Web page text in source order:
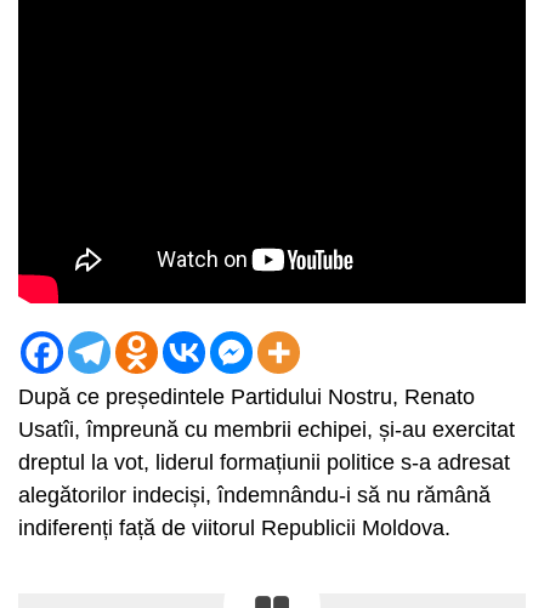
După ce președintele Partidului Nostru, Renato
Usatîi, împreună cu membrii echipei, și-au exercitat
dreptul la vot, liderul formațiunii politice s-a adresat
alegătorilor indeciși, îndemnându-i să nu rămână
indiferenți față de viitorul Republicii Moldova.